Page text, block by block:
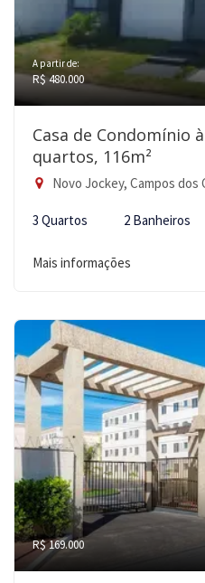
A partir de:
R$ 480.000
Casa de Condomínio
quartos, 116m²
Novo Jockey, Campos dos
3 Quartos 2 Banheiros
Mais informações
R$ 169.000